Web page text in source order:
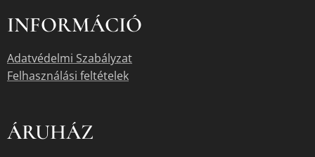
INFORMÁCIÓ
Adatvédelmi Szabályzat
Felhasználási feltételek
ÁRUHÁZ